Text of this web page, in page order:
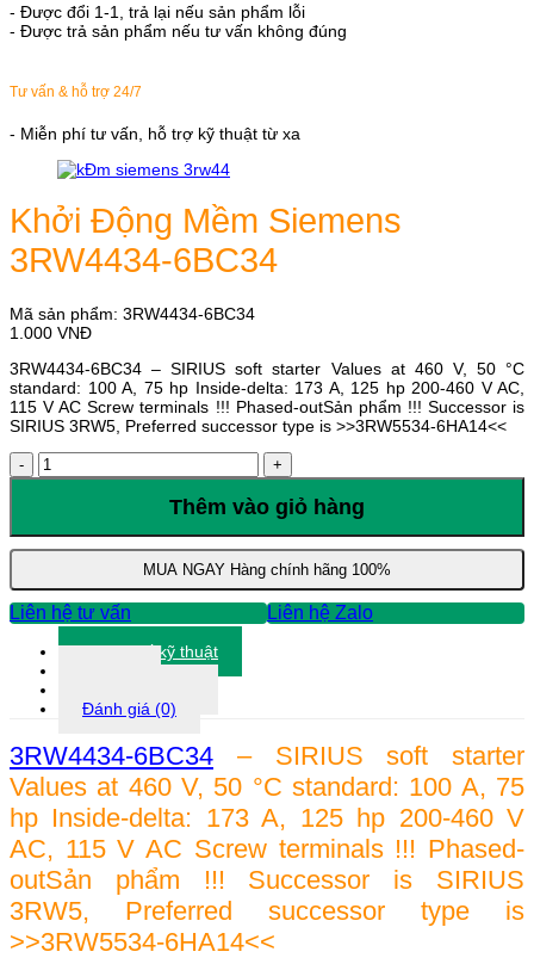
- Được đổi 1-1, trả lại nếu sản phẩm lỗi
- Được trả sản phẩm nếu tư vấn không đúng
Tư vấn & hỗ trợ 24/7
- Miễn phí tư vấn, hỗ trợ kỹ thuật từ xa
Khởi Động Mềm Siemens
3RW4434-6BC34
Mã sản phẩm: 3RW4434-6BC34
1.000 VNĐ
3RW4434-6BC34 – SIRIUS soft starter Values at 460 V, 50 °C
standard: 100 A, 75 hp Inside-delta: 173 A, 125 hp 200-460 V AC,
115 V AC Screw terminals !!! Phased-outSản phẩm !!! Successor is
SIRIUS 3RW5, Preferred successor type is >>3RW5534-6HA14<<
Khởi
Động
3RW4434-
6BC34
lượng
Thêm vào giỏ hàng
MUA NGAY Hàng chính hãng 100%
Liên hệ tư vấn Liên hệ Zalo
Thông số kỹ thuật
Đánh giá (0)
3RW4434-6BC34 – SIRIUS soft starter
Values at 460 V, 50 °C standard: 100 A, 75
hp Inside-delta: 173 A, 125 hp 200-460 V
AC, 115 V AC Screw terminals !!! Phased-
outSản phẩm !!! Successor is SIRIUS
3RW5, Preferred successor type is
>>3RW5534-6HA14<<